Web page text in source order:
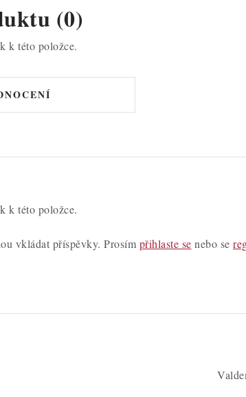
(0)
k této položce.
k této položce.
vkládat příspěvky. Prosím přihlaste se nebo se